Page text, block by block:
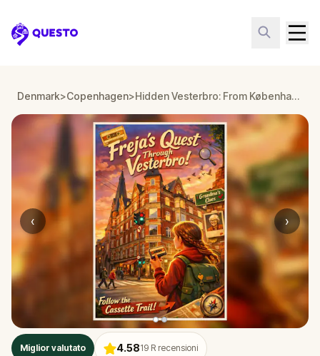
Questo
Denmark>Copenhagen> Hidden Vesterbro: From København H to Enghave Plads
‹ ›
Miglior valutato 4.5819 R recensioni